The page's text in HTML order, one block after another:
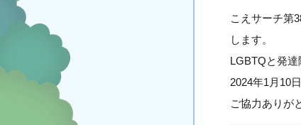
こえサーチ第
します。
LGBTQと発
2024年1月10
ご協力ありが